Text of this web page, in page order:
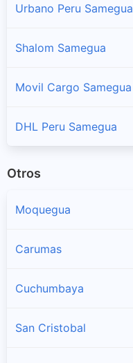
Urbano Peru Samegua
Shalom Samegua
Movil Cargo Samegua
DHL Peru Samegua
Otros
Moquegua
Carumas
Cuchumbaya
San Cristobal